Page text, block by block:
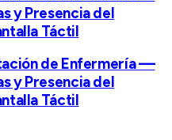
y Presencia del
Táctil
de Enfermería —
y Presencia del
Táctil